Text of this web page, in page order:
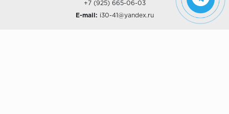
+7 (925) 665-06-03
E-mail: i30-41@yandex.ru